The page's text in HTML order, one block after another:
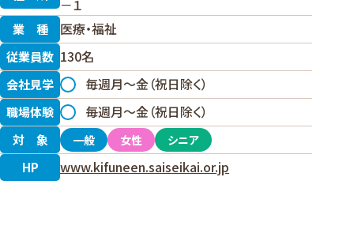
－１
業種 医療・福祉
従業員数 130名
会社見学 ◯
毎週月～金（祝日除く）
職場体験 ◯
毎週月～金（祝日除く）
対象 一般 女性 シニア
HP www.kifuneen.saiseikai.or.jp